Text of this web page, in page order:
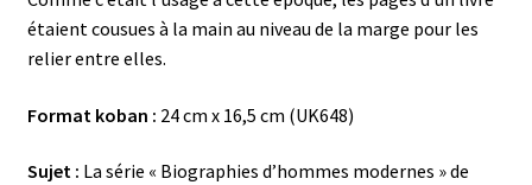
étaient cousues à la main au niveau de la marge pour les
relier entre elles.
Format koban : 24 cm x 16,5 cm (UK648)
Sujet : La série « Biographies d’hommes modernes » de